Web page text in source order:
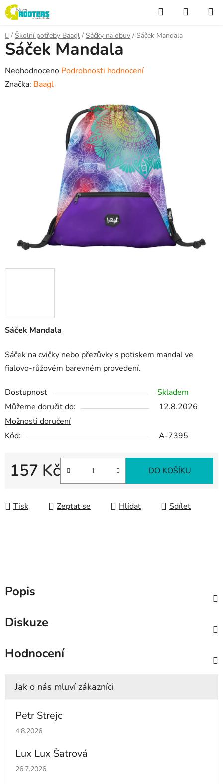
Přejít
na
obsah
Hledat
KOŠÍK
Domů
/ Školní potřeby Baagl / Sáčky na obuv / Sáček Mandala
Sáček Mandala
Sáček na cvičky nebo přezůvky s potiskem mandal ve
fialovo-růžovém barevném provedení.
Dostupnost
Skladem
Můžeme doručit do:
12.8.2026
Možnosti doručení
Kód:
A-7395
157 Kč DO KOŠÍKU
Tisk Zeptat se Hlídat Sdílet
Sáček Mandala
Průměrné
hodnocení
Neohodnoceno Podrobnosti hodnocení
Značka: Baagl
Popis
Diskuze
Hodnocení
Petr Strejc
Hodnocení obchodu je 5 z 5 hvězdiček.
4.8.2026
Lux Lux Šatrová
Hodnocení obchodu je 5 z 5 hvězdiček.
26.7.2026